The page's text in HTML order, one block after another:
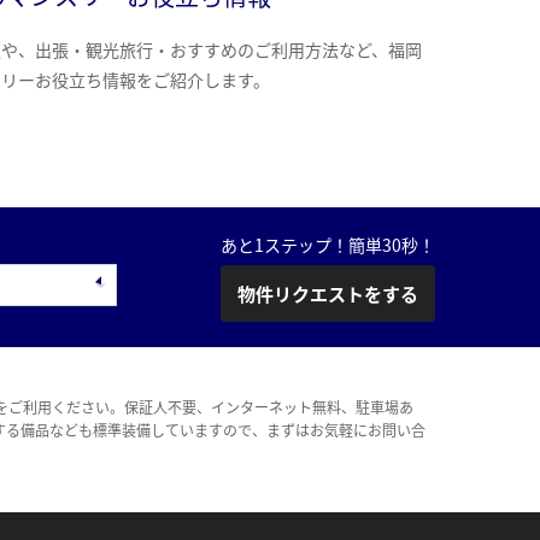
、出張・観光旅行・おすすめのご利用方法など、福岡
ーお役立ち情報をご紹介します。
あと1ステップ！簡単30秒！
物件リクエストをする
利用ください。保証人不要、インターネット無料、駐車場あ
備品なども標準装備していますので、まずはお気軽にお問い合